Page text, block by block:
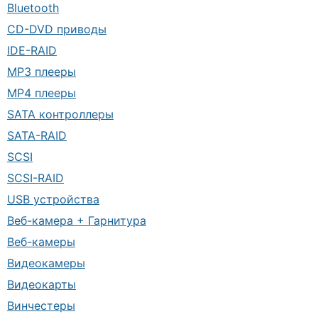
Bluetooth
CD-DVD приводы
IDE-RAID
MP3 плееры
MP4 плееры
SATA контроллеры
SATA-RAID
SCSI
SCSI-RAID
USB устройства
Веб-камера + Гарнитура
Веб-камеры
Видеокамеры
Видеокарты
Винчестеры